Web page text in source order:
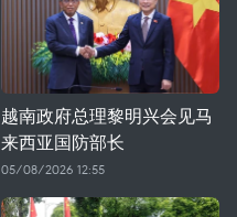
越南政府总理黎明兴会见马
来西亚国防部长
05/08/2026 12:55